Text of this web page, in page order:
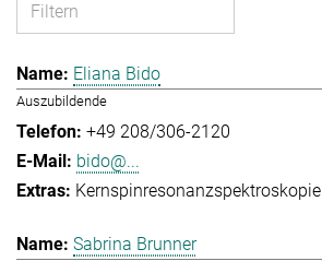
Eliana Bido
Auszubildende
+49 208/306-2120
bido@...
Kernspinresonanzspektroskopie
Sabrina Brunner